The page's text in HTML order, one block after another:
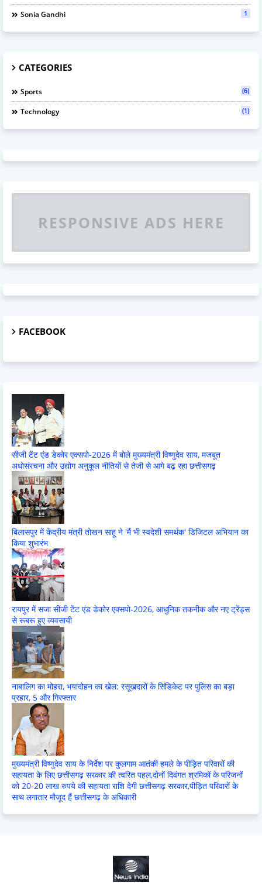
Sonia Gandhi 1
CATEGORIES
Sports (6)
Technology (1)
RESPONSIVE ADS HERE
FACEBOOK
सीजी टेंट एंड डेकोर एक्सपो-2026 में बोले मुख्यमंत्री विष्णुदेव साय, मजबूत
अधोसंरचना और उद्योग अनुकूल नीतियों से तेजी से आगे बढ़ रहा छत्तीसगढ़
बिलासपुर में केंद्रीय मंत्री तोखन साहू ने 'मैं भी स्वदेशी समर्थक' डिजिटल अभियान का
किया शुभारंभ
रायपुर में सजा सीजी टेंट एंड डेकोर एक्सपो-2026, आधुनिक तकनीक और नए ट्रेंड्स
से रूबरू हुए व्यवसायी
नाबालिग का मोहरा, भयादोहन का खेल: रसूखदारों के सिंडिकेट पर पुलिस का बड़ा
प्रहार, 5 और गिरफ्तार
मुख्यमंत्री विष्णुदेव साय के निर्देश पर कुलगाम आतंकी हमले के पीड़ित परिवारों की
सहायता के लिए छत्तीसगढ़ सरकार की त्वरित पहल,दोनों दिवंगत श्रमिकों के परिजनों
को 20-20 लाख रुपये की सहायता राशि देगी छत्तीसगढ़ सरकार,पीड़ित परिवारों के
साथ लगातार मौजूद हैं छत्तीसगढ़ के अधिकारी